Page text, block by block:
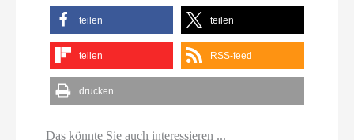
teilen teilen
teilen RSS-feed
drucken
Das könnte Sie auch interessieren ...